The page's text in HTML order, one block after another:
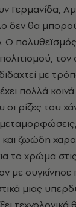
Γερμανίδα,
δεν θα
Ο
με
πολλά
οι ρίζες του
ζωώδη
το χρώμα
με
μιας